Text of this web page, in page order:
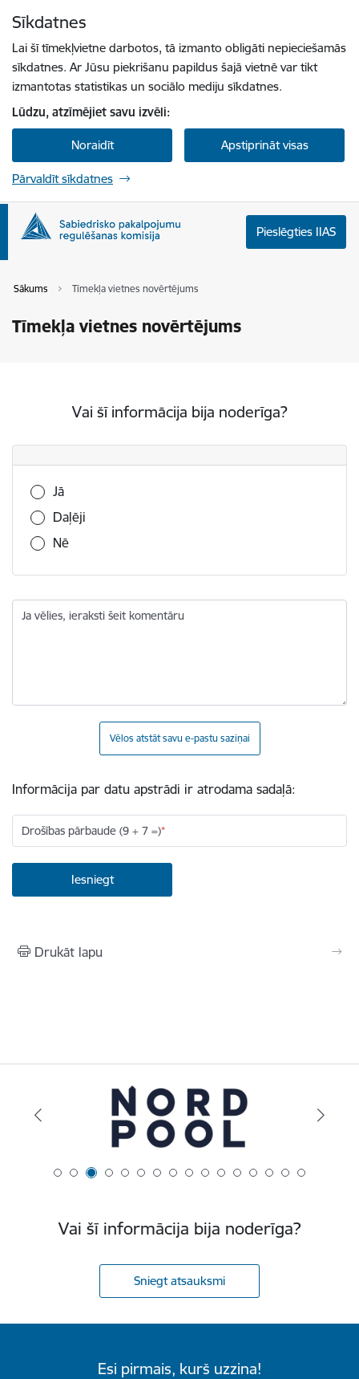
Sīkdatnes
Lai šī tīmekļvietne darbotos, tā izmanto obligāti nepieciešamās
sīkdatnes. Ar Jūsu piekrišanu papildus šajā vietnē var tikt
izmantotas statistikas un sociālo mediju sīkdatnes.
Lūdzu, atzīmējiet savu izvēli:
Noraidīt Apstiprināt visas
Pārvaldīt sīkdatnes
Pieslēgties IIAS
Sākums Tīmekļa vietnes novērtējums
Tīmekļa vietnes novērtējums
Vai šī informācija bija noderīga?
Vai šī informācija bija noderīga?
Jā
Daļēji
Nē
Ja vēlies, ieraksti šeit komentāru
Vēlos atstāt savu e-pastu saziņai
Informācija par datu apstrādi ir atrodama sadaļā:
Drošības pārbaude (9 + 7 =)
Drukāt lapu
Vai šī informācija bija noderīga?
Sniegt atsauksmi
Esi pirmais, kurš uzzina!